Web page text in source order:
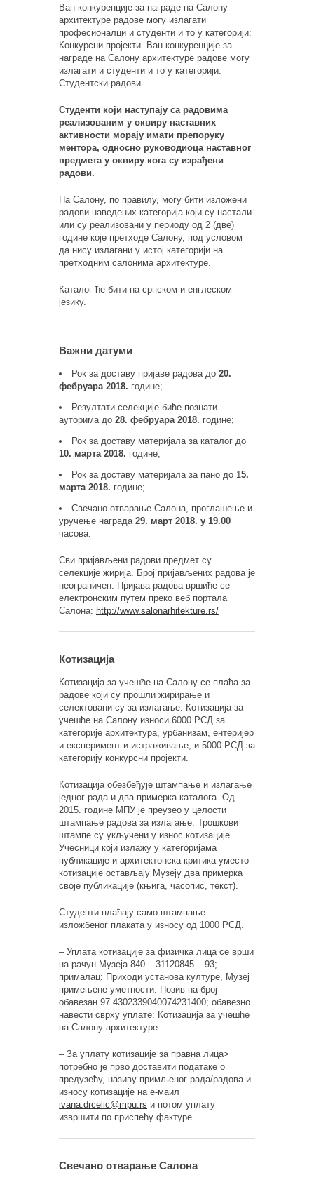
Ван конкуренције за награде на Салону
архитектуре радове могу излагати
професионалци и студенти и то у категорији:
Конкурсни пројекти. Ван конкуренције за
награде на Салону архитектуре радове могу
излагати и студенти и то у категорији:
Студентски радови.
Студенти који наступају са радовима
реализованим у оквиру наставних
активности морају имати препоруку
ментора, односно руководиоца наставног
предмета у оквиру кога су израђени
радови.
На Салону, по правилу, могу бити изложени
радови наведених категорија који су настали
или су реализовани у периоду од 2 (две)
године које претходе Салону, под условом
да нису излагани у истој категорији на
претходним салонима архитектуре.
Каталог ће бити на српском и енглеском
језику.
Важни датуми
Рок за доставу пријаве радова до 20.
фебруара 2018. године;
Резултати селекције биће познати
ауторима до 28. фебруара 2018. године;
Рок за доставу материјала за каталог до
10. марта 2018. године;
Рок за доставу материјала за пано до 15.
марта 2018. године;
Свечано отварање Салона, проглашење и
уручење награда 29. март 2018. у 19.00
часова.
Сви пријављени радови предмет су
селекције жирија. Број пријављених радова је
неограничен. Пријава радова вршиће се
електронским путем преко веб портала
Салона: http://www.salonarhitekture.rs/
Котизација
Котизација за учешће на Салону се плаћа за
радове који су прошли жирирање и
селектовани су за излагање. Котизација за
учешће на Салону износи 6000 РСД за
категорије архитектура, урбанизам, ентеријер
и експеримент и истраживање, и 5000 РСД за
категорију конкурсни пројекти.
Котизација обезбеђује штампање и излагање
једног рада и два примерка каталога. Од
2015. године МПУ је преузео у целости
штампање радова за излагање. Трошкови
штампе су укључени у износ котизације.
Учесници који излажу у категоријама
публикације и архитектонска критика уместо
котизације остављају Музеју два примерка
своје публикације (књига, часопис, текст).
Студенти плаћају само штампање
изложбеног плаката у износу од 1000 РСД.
– Уплата котизације за физичка лица се врши
на рачун Музеја 840 – 31120845 – 93;
прималац: Приходи установа културе, Музеј
примењене уметности. Позив на број
обавезан 97 4302339040074231400; обавезно
навести сврху уплате: Котизација за учешће
на Салону архитектуре.
– За уплату котизације за правна лица>
потребно је прво доставити податаке о
предузећу, називу примљеног рада/радова и
износу котизације на е-маил
ivana.drcelic@mpu.rs и потом уплату
извршити по приспећу фактуре.
Свечано отварање Салона